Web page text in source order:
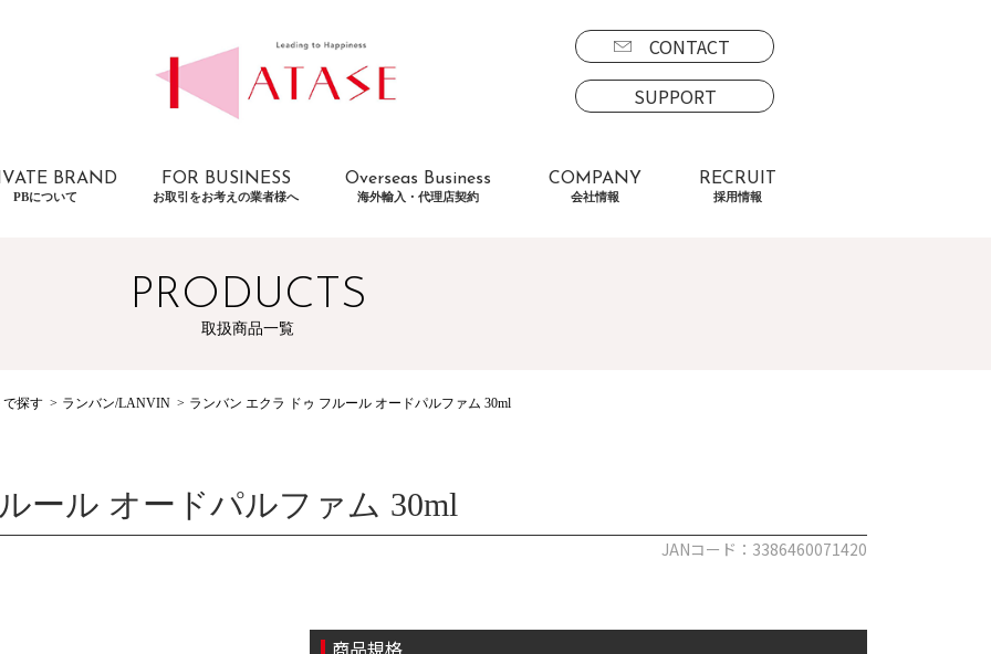
CONTACT
SUPPORT
BRAND
PBについて
FOR BUSINESS
お取引をお考えの業者様へ
Overseas Business
海外輸入・代理店契約
COMPANY
会社情報
RECRUIT
採用情報
PRODUCTS
取扱商品一覧
で探す ランバン/LANVIN ランバン エクラ ドゥ フルール オードパルファム 30ml
ール オードパルファム 30ml
JANコード：3386460071420
商品規格